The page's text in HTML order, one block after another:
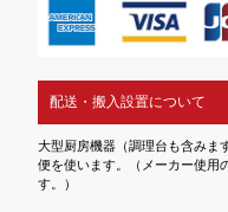
配送・搬入設置について
大型厨房機器（調理台も含みま
便を使います。（メーカー使用
す。）